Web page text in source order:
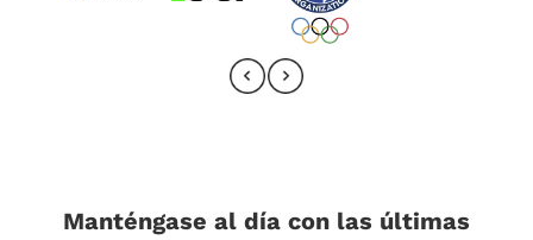
Manténgase al día con las últimas